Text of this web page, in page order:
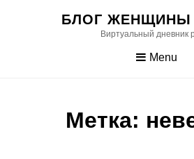
БЛОГ ЖЕНЩИНЫ
Виртуальный дневник
Menu
Метка: